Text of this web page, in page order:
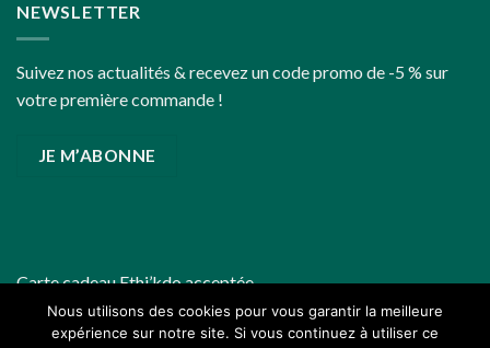
NEWSLETTER
Suivez nos actualités & recevez un code promo de -5 % sur
votre première commande !
JE M’ABONNE
Carte cadeauEthi’kdoacceptée
Nous utilisons des cookies pour vous garantir la meilleure
expérience sur notre site. Si vous continuez à utiliser ce